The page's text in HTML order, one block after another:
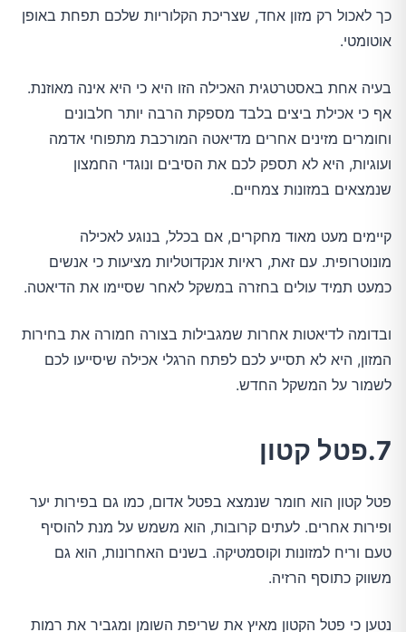
כך לאכול רק מזון אחד, שצריכת הקלוריות שלכם תפחת באופן
אוטומטי.
בעיה אחת באסטרטגית האכילה הזו היא כי היא אינה מאוזנת.
אף כי אכילת ביצים בלבד מספקת הרבה יותר חלבונים
וחומרים מזינים אחרים מדיאטה המורכבת מתפוחי אדמה
ועוגיות, היא לא תספק לכם את הסיבים ונוגדי החמצון
שנמצאים במזונות צמחיים.
קיימים מעט מאוד מחקרים, אם בכלל, בנוגע לאכילה
מונוטרופית. עם זאת, ראיות אנקדוטליות מציעות כי אנשים
כמעט תמיד עולים בחזרה במשקל לאחר שסיימו את הדיאטה.
ובדומה לדיאטות אחרות שמגבילות בצורה חמורה את בחירות
המזון, היא לא תסייע לכם לפתח הרגלי אכילה שיסייעו לכם
לשמור על המשקל החדש.
7.פטל קטון
פטל קטון הוא חומר שנמצא בפטל אדום, כמו גם בפירות יער
ופירות אחרים. לעתים קרובות, הוא משמש על מנת להוסיף
טעם וריח למזונות וקוסמטיקה. בשנים האחרונות, הוא גם
משווק כתוסף הרזיה.
נטען כי פטל הקטון מאיץ את שריפת השומן ומגביר את רמות